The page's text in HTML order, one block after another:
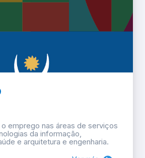
emprego nas áreas de serviços
da informação,
e arquitetura e engenharia.